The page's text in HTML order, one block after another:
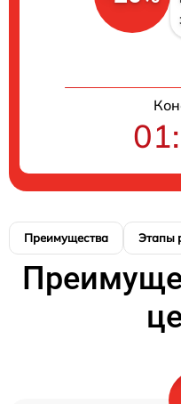
Преимущества Этапы